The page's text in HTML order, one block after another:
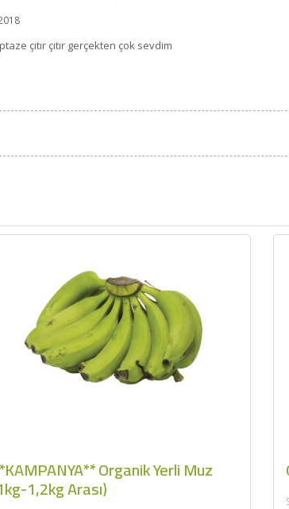
çıtır çıtır gerçekten çok sevdim
Organik Yerli Muz
1,2kg Arası)